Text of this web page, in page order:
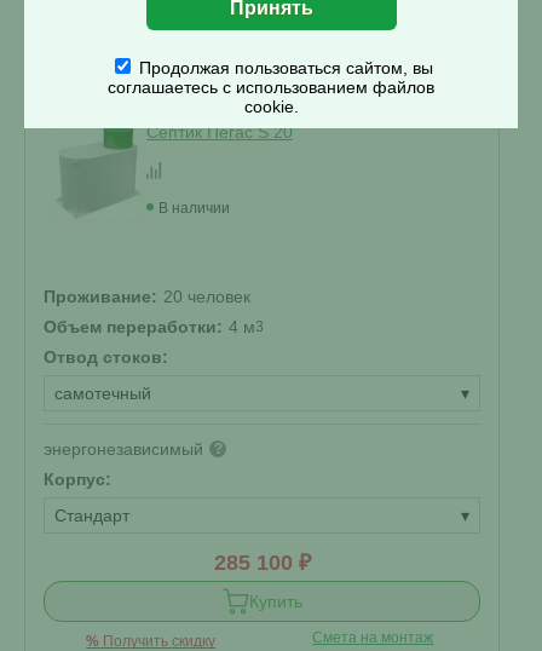
Смета на монтаж
Септик Пегас S 20
В наличии
Проживание: 20 человек
Объем переработки: 4 м3
Отвод стоков:
самотечный
▾
энергонезависимый ?
Корпус:
Стандарт
▾
285 100 ₽
Купить
% Получить скидку Смета на монтаж
Продолжая пользоваться сайтом, вы
соглашаетесь с использованием файлов
cookie.